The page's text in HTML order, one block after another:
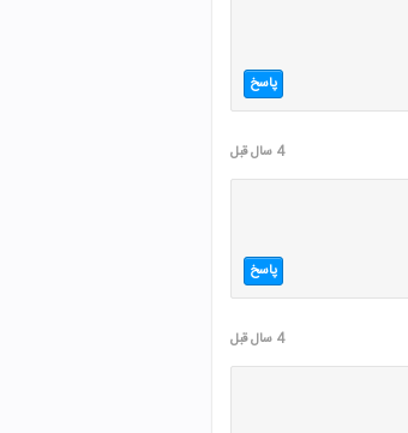
پاسخ
4 سال قبل
پاسخ
4 سال قبل